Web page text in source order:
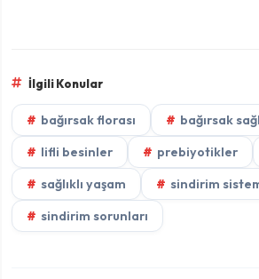
İlgili Konular
bağırsak florası bağırsak
lifli besinler
prebiyotikler
sağlıklı yaşam
sindirim
sindirim sorunları